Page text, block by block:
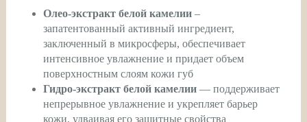
Олео-экстракт белой камелии–
запатентованный активный ингредиент,
заключенный в микросферы, обеспечивает
интенсивное увлажнение и придает объем
поверхностным слоям кожи губ
Гидро-экстракт белой камелии— поддерживает
непрерывное увлажнение и укрепляет барьер
кожи, удваивая его защитные свойства